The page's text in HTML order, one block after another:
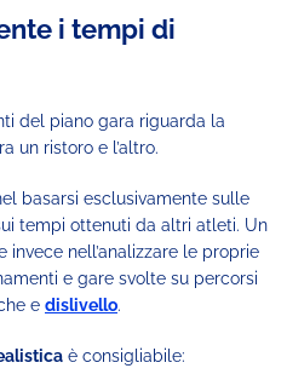
i tempi di
del piano gara riguarda la
un ristoro e l’altro.
basarsi esclusivamente sulle
tempi ottenuti da altri atleti. Un
nell’analizzare le proprie
e gare svolte su percorsi
e dislivello.
è consigliabile: